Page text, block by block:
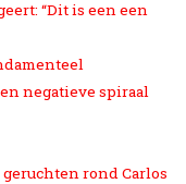
“Dit is een een
negatieve spiraal
rond Carlos